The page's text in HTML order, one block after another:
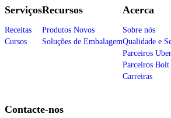
Serviços
Receitas
Cursos
Recursos
Produtos Novos
Soluções de Embalagem
Acerca
Sobre nós
Qualidade e
Parceiros
Parceiros Bolt
Carreiras
Contacte-nos